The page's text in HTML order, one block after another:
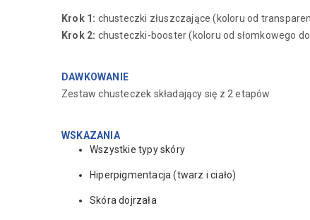
Krok 1: chusteczki złuszczające (koloru od
Krok 2: chusteczki-booster (koloru od słomkowego
DAWKOWANIE
Zestaw chusteczek składający się z 2 etapów
WSKAZANIA
Wszystkie typy skóry
Hiperpigmentacja (twarz i ciało)
Skóra dojrzała